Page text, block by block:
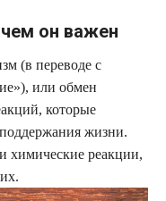
он важен
(в переводе с
или обмен
которые
жизни.
химические реакции,